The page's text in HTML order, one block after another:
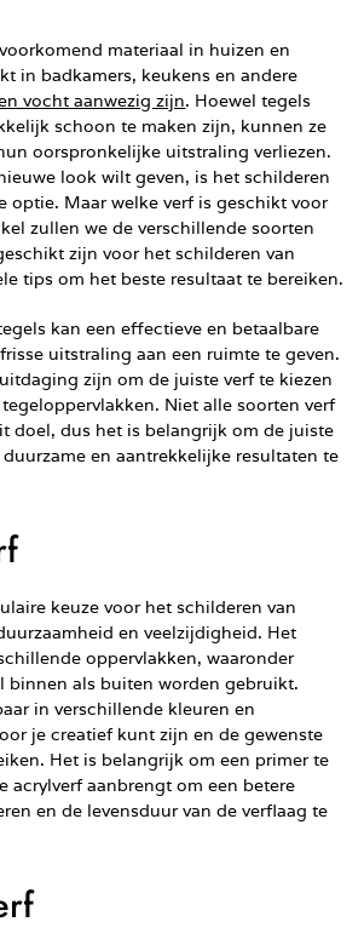
materiaal in huizen en
in badkamers, keukens en andere
vocht aanwezig zijn. Hoewel tegels
schoon te maken zijn, kunnen ze
oorspronkelijke uitstraling verliezen.
look wilt geven, is het schilderen
optie. Maar welke verf is geschikt voor
zullen we de verschillende soorten
zijn voor het schilderen van
tips om het beste resultaat te bereiken.
kan een effectieve en betaalbare
uitstraling aan een ruimte te geven.
zijn om de juiste verf te kiezen
Niet alle soorten verf
doel, dus het is belangrijk om de juiste
en aantrekkelijke resultaten te
keuze voor het schilderen van
en veelzijdigheid. Het
oppervlakken, waaronder
binnen als buiten worden gebruikt.
in verschillende kleuren en
je creatief kunt zijn en de gewenste
Het is belangrijk om een primer te
acrylverf aanbrengt om een betere
en de levensduur van de verflaag te